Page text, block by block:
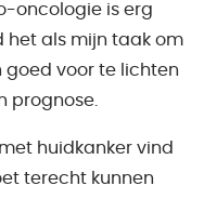
oncologie is erg
het als mijn taak om
goed voor te lichten
prognose.
huidkanker vind
terecht kunnen